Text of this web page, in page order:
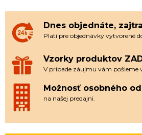
Dnes objednáte,
Platí pre objednávky vytvorené
Vzorky produktov
V prípade záujmu vám pošleme
Možnosť osobného
na našej predajni.